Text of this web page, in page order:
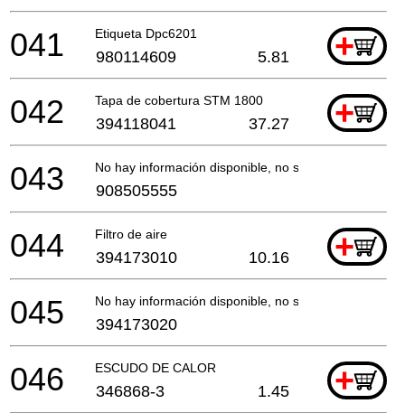
Etiqueta Dpc6201 +
041 980114609 5.81
Tapa de cobertura STM 1800 +
042 394118041 37.27
No hay información disponible, no se puede pedir
043 908505555
Filtro de aire +
044 394173010 10.16
No hay información disponible, no se puede pedir
045 394173020
ESCUDO DE CALOR +
046 346868-3 1.45